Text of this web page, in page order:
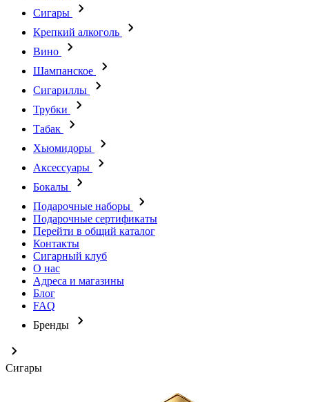
Сигары
Крепкий алкоголь
Вино
Шампанское
Сигариллы
Трубки
Табак
Хьюмидоры
Аксессуары
Бокалы
Подарочные наборы
Подарочные сертификаты
Перейти в общий каталог
Контакты
Сигарный клуб
О нас
Адреса и магазины
Блог
FAQ
Бренды
Сигары